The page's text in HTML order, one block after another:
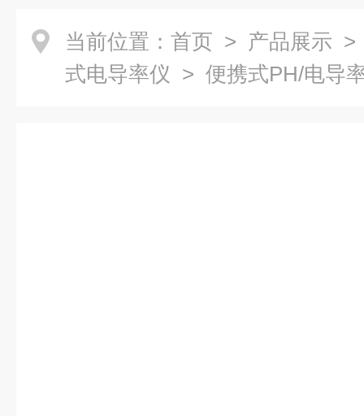
当前位置： 首页 > 产品展示
式电导率仪 > 便携式PH/电导